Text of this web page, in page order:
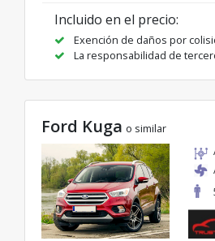
Incluido en el precio:
Exención de daños por
La responsabilidad de
Ford Kuga o similar